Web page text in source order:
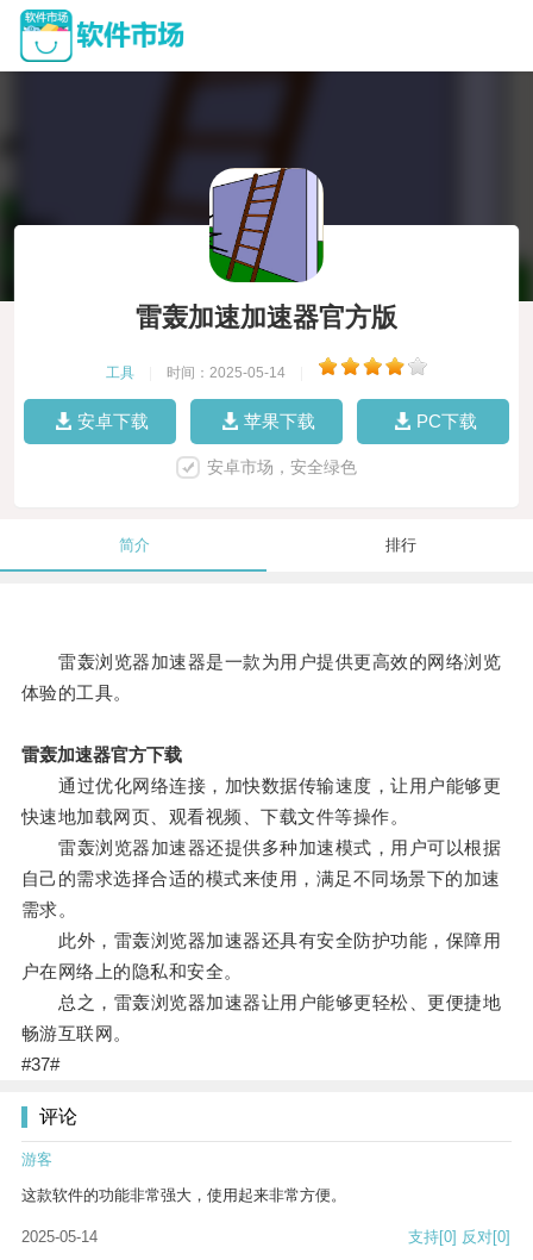
雷轰加速加速器官方版
工具 时间：2025-05-14
安卓下载 苹果下载 PC下载
安卓市场，安全绿色
简介 排行
雷轰浏览器加速器是一款为用户提供更高效的网络浏览
体验的工具。
雷轰加速器官方下载
通过优化网络连接，加快数据传输速度，让用户能够更
快速地加载网页、观看视频、下载文件等操作。
雷轰浏览器加速器还提供多种加速模式，用户可以根据
自己的需求选择合适的模式来使用，满足不同场景下的加速
需求。
此外，雷轰浏览器加速器还具有安全防护功能，保障用
户在网络上的隐私和安全。
总之，雷轰浏览器加速器让用户能够更轻松、更便捷地
畅游互联网。
#37#
评论
游客
这款软件的功能非常强大，使用起来非常方便。
2025-05-14 支持[0] 反对[0]